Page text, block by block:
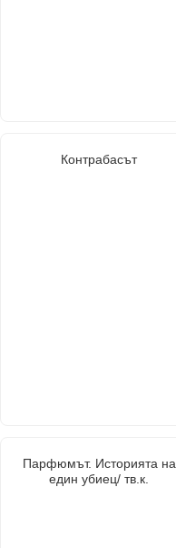
Контрабасът
Парфюмът. Историята на
един убиец/ тв.к.